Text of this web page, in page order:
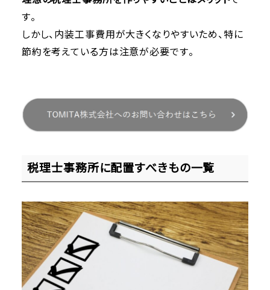
す。
しかし、内装工事費用が大きくなりやすいため、特に
節約を考えている方は注意が必要です。
税理士事務所に配置すべきもの一覧